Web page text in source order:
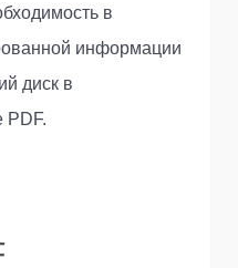
в
информации
диск в
PDF.